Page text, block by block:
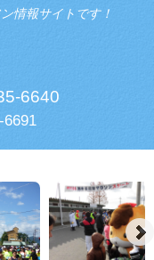
情報サイトです！
6640